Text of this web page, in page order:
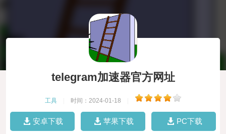
telegram加速器官方网址
工具 时间：2024-01-18
安卓下载 苹果下载 PC下载